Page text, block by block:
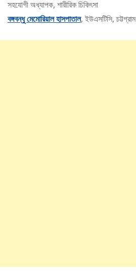
সহযোগী অধ্যাপক, শারীরিক চিকিৎসা
বঙ্গবন্ধু মেমোরিয়াল হাসপাতাল, ইউএসটিসি, চট্টগ্রাম